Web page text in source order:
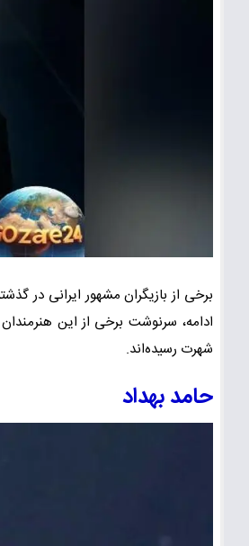
برخی از بازیگران مشهور ایرانی در
ادامه، سرنوشت برخی از این هنرمندان
شهرت رسیده‌اند.
حامد بهداد